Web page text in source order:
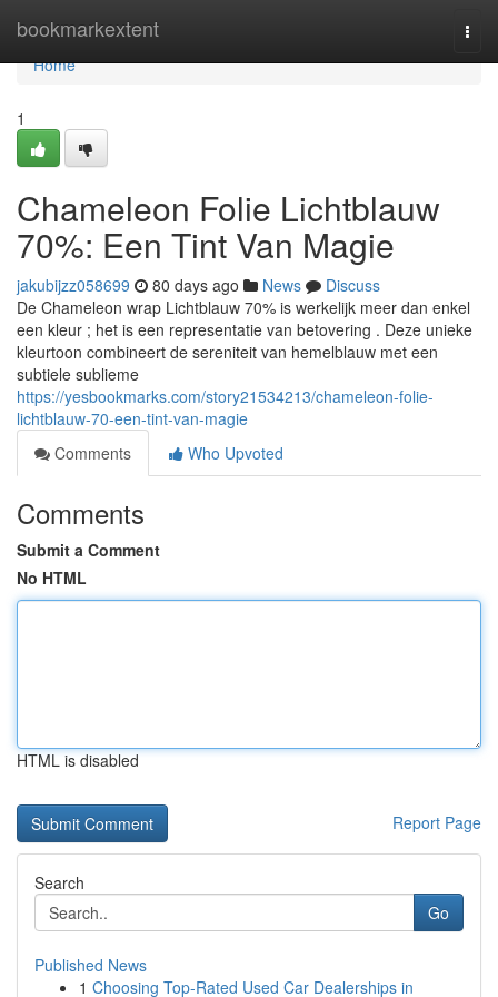
bookmarkextent
Home
Home
1
Chameleon Folie Lichtblauw
70%: Een Tint Van Magie
jakubijzz058699 80 days ago News
Discuss
De Chameleon wrap Lichtblauw 70% is werkelijk meer dan enkel
een kleur ; het is een representatie van betovering . Deze unieke
kleurtoon combineert de sereniteit van hemelblauw met een
subtiele sublieme
https://yesbookmarks.com/story21534213/chameleon-folie-
lichtblauw-70-een-tint-van-magie
Comments
Who Upvoted
Comments
Submit a Comment
No HTML
HTML is disabled
Report Page
Search
Go
Published News
1 Choosing Top-Rated Used Car Dealerships in